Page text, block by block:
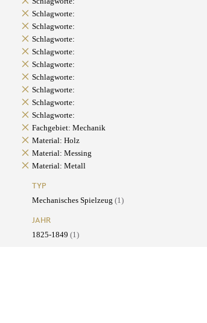
Schlagworte:
Schlagworte:
Schlagworte:
Schlagworte:
Schlagworte:
Schlagworte:
Schlagworte:
Schlagworte:
Schlagworte:
Fachgebiet: Mechanik
Material: Holz
Material: Messing
Material: Metall
TYP
Mechanisches Spielzeug (1)
JAHR
1825-1849 (1)